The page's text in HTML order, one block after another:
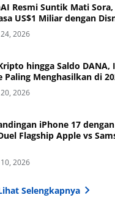
Resmi Suntik Mati Sora,
US$1 Miliar dengan
2026
hingga Saldo DANA,
Paling Menghasilkan di
2026
iPhone 17
Flagship Apple vs
2026
Selengkapnya